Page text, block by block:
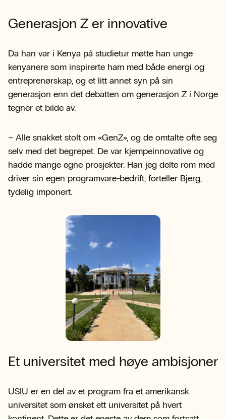
Generasjon Z er innovative
Da han var i Kenya på studietur møtte han unge
kenyanere som inspirerte ham med både energi og
entreprenørskap, og et litt annet syn på sin
generasjon enn det debatten om generasjon Z i Norge
tegner et bilde av.
– Alle snakket stolt om «GenZ», og de omtalte ofte seg
selv med det begrepet. De var kjempeinnovative og
hadde mange egne prosjekter. Han jeg delte rom med
driver sin egen programvare-bedrift, forteller Bjerg,
tydelig imponert.
Et universitet med høye ambisjoner
USIU er en del av et program fra et amerikansk
universitet som ønsket ett universitet på hvert